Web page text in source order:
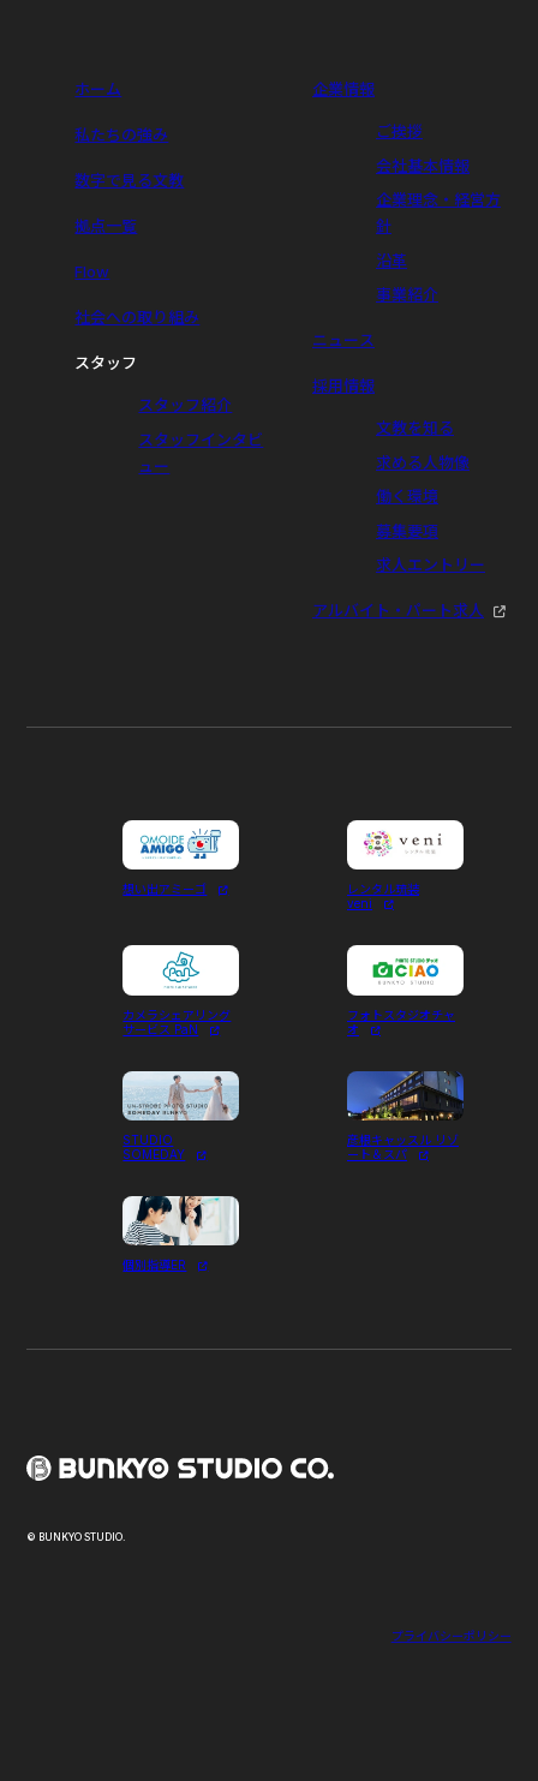
ホーム
私たちの強み
数字で見る文教
拠点一覧
Flow
社会への取り組み
スタッフ
スタッフ紹介
スタッフインタビ
ュー
企業情報
ご挨拶
会社基本情報
企業理念・経営方
針
沿革
事業紹介
ニュース
採用情報
文教を知る
求める人物像
働く環境
募集要項
求人エントリー
アルバイト・パート求人
想い出アミーゴ
レンタル琉装
veni
カメラシェアリング
サービス PaN
フォトスタジオチャ
オ
STUDIO
SOMEDAY
彦根キャッスル リゾ
ート＆スパ
個別指導ER
© BUNKYO STUDIO.
プライバシーポリシー